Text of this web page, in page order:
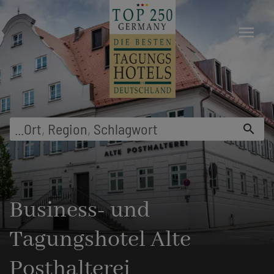
Ort, Region, Schlagwort search
menu
Business- und
Tagungshotel Alte